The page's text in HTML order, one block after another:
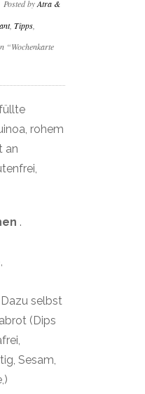
Posted byAtra &
, Tipps
“Wochenkarte
rohem
an
.
selbst
(Dips
Sesam,